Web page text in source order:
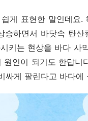
게 표현한 말인데요
승하면서 바닷속 탄
키는 현상을 바다 사
인이 되기도 한답
싸게 팔린다고 바다